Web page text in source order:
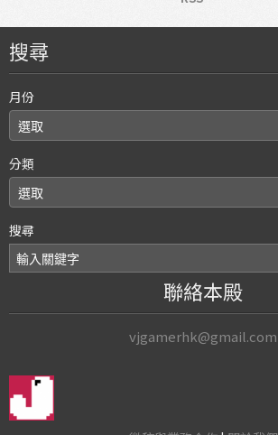
搜尋
月份
分類
搜尋
聯絡本殿
vjgamerhk@gmail.com